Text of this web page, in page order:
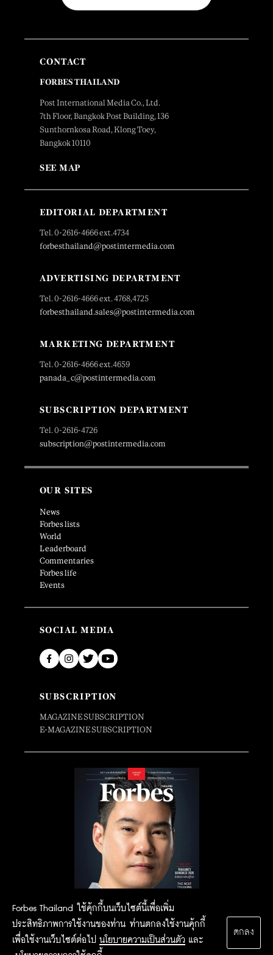
Forbes Thailand ใช้คุ้กกี้บนเว็บไซต์นี้เพื่อเพิ่ม
ประสิทธิภาพการใช้งานของท่าน ท่านตกลงใช้งานคุ้กกี้
เพื่อใช้งานเว็บไซต์ต่อไป นโยบายความเป็นส่วนตัว และ
ตกลง
CONTACT
FORBES THAILAND
Post International Media Co., Ltd.
7th Floor, Bangkok Post Building, 136
Sunthornkosa Road, Klong Toey,
Bangkok 10110
SEE MAP
EDITORIAL DEPARTMENT
Tel. 0-2616-4666 ext.4734
forbesthailand@postintermedia.com
ADVERTISING DEPARTMENT
Tel. 0-2616-4666 ext. 4768,4725
forbesthailand.sales@postintermedia.com
MARKETING DEPARTMENT
Tel. 0-2616-4666 ext.4659
panada_c@postintermedia.com
SUBSCRIPTION DEPARTMENT
Tel. 0-2616-4726
subscription@postintermedia.com
OUR SITES
News
Forbes lists
World
Leaderboard
Commentaries
Forbes life
Events
SOCIAL MEDIA
SUBSCRIPTION
MAGAZINE SUBSCRIPTION
E-MAGAZINE SUBSCRIPTION